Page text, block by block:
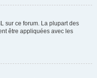
sur ce forum. La plupart des
être appliquées avec les